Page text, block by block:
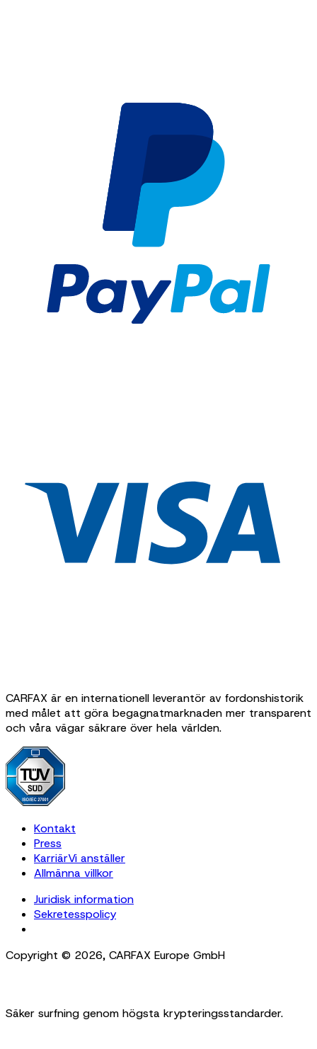
CARFAX är en internationell leverantör av fordonshistorik
med målet att göra begagnatmarknaden mer transparent
och våra vägar säkrare över hela världen.
Kontakt
Press
KarriärVi anställer
Allmänna villkor
Juridisk information
Sekretesspolicy
Copyright © 2026, CARFAX Europe GmbH
Säker surfning genom högsta krypteringsstandarder.